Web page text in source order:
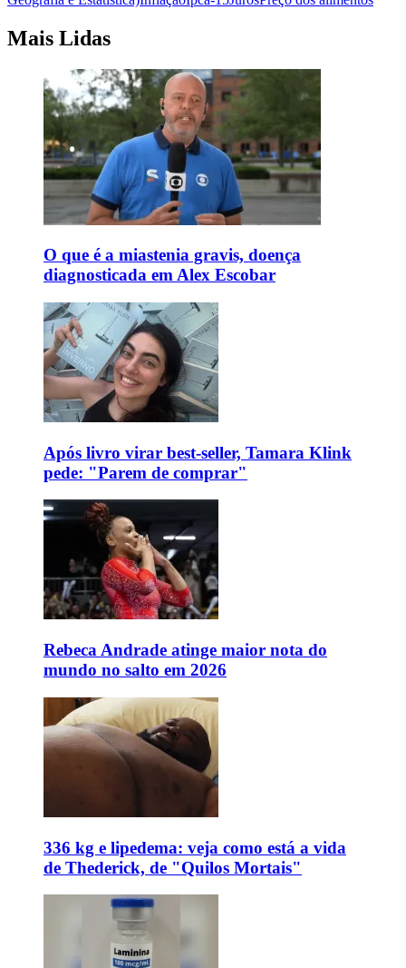
Mais Lidas
O que é a miastenia gravis, doença
diagnosticada em Alex Escobar
Após livro virar best-seller, Tamara Klink
pede: "Parem de comprar"
Rebeca Andrade atinge maior nota do
mundo no salto em 2026
336 kg e lipedema: veja como está a vida
de Thederick, de "Quilos Mortais"